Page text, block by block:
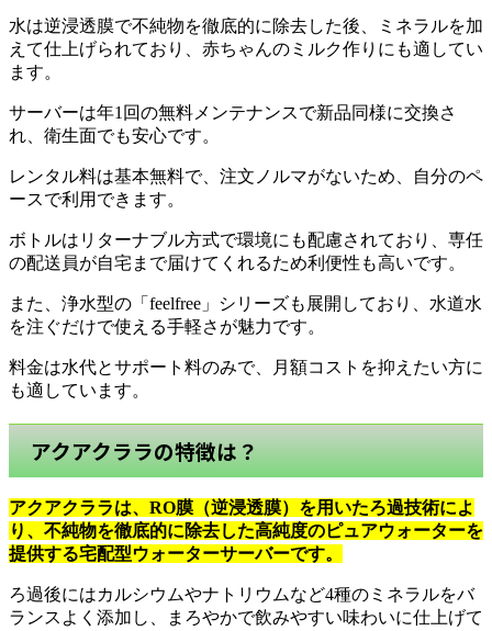
水は逆浸透膜で不純物を徹底的に除去した後、ミネラルを加
えて仕上げられており、赤ちゃんのミルク作りにも適してい
ます。
サーバーは年1回の無料メンテナンスで新品同様に交換さ
れ、衛生面でも安心です。
レンタル料は基本無料で、注文ノルマがないため、自分のペ
ースで利用できます。
ボトルはリターナブル方式で環境にも配慮されており、専任
の配送員が自宅まで届けてくれるため利便性も高いです。
また、浄水型の「feelfree」シリーズも展開しており、水道水
を注ぐだけで使える手軽さが魅力です。
料金は水代とサポート料のみで、月額コストを抑えたい方に
も適しています。
アクアクララの特徴は？
アクアクララは、RO膜（逆浸透膜）を用いたろ過技術によ
り、不純物を徹底的に除去した高純度のピュアウォーターを
提供する宅配型ウォーターサーバーです。
ろ過後にはカルシウムやナトリウムなど4種のミネラルをバ
ランスよく添加し、まろやかで飲みやすい味わいに仕上げて